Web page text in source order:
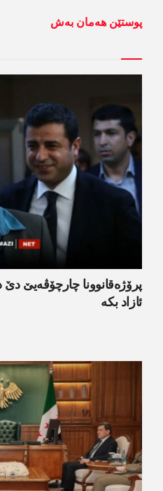
پوستێن ھەمان بەش
پرۆژەقانوونا چارچۆڤەیێ
ئازاد بکە